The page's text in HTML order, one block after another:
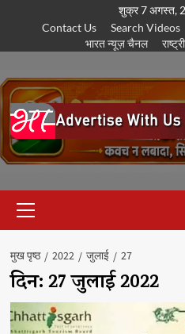
पर
शुक्र 7 अगस्त,
Contact Us
Search Videos
भारत न्यूज़ चैनल
सूची
मुख पृष्ठ 2022 जुलाई 27
दिन:27 जुलाई 2022